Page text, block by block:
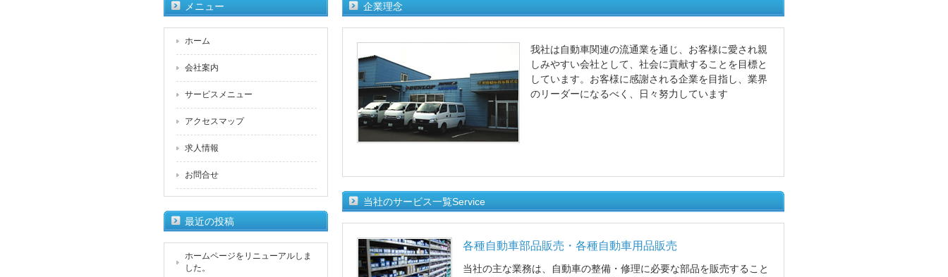
企業理念
我社は自動車関連の流通業を通じ、お客様に愛され親
しみやすい会社として、社会に貢献することを目標と
しています。お客様に感謝される企業を目指し、業界
のリーダーになるべく、日々努力しています
当社のサービス一覧Service
各種自動車部品販売・各種自動車用品販売
当社の主な業務は、自動車の整備・修理に必要な部品を販売すること
メニュー
ホーム
会社案内
サービスメニュー
アクセスマップ
求人情報
お問合せ
最近の投稿
ホームページをリニューアルしま
した。